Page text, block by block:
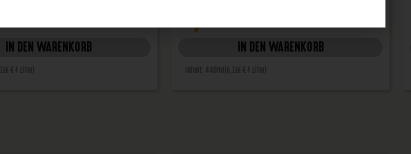
IN DEN WARENKORB IN DEN WARENKORB